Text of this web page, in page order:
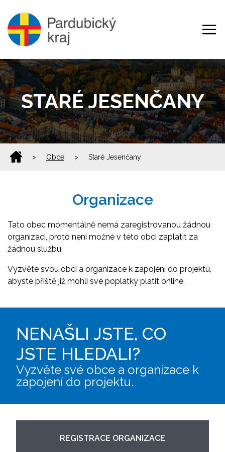
STARÉ JESENČANY
> Obce > Staré Jesenčany
Organizace
Tato obec momentálně nemá zaregistrovanou žádnou
organizaci, proto není možné v této obci zaplatit za
žádnou službu.
Vyzvěte svou obci a organizace k zapojení do projektu,
abyste příště již mohli své poplatky platit online.
NENAŠLI JSTE, CO
JSTE HLEDALI?
Vyzvěte své obce a organizace k
zapojení do projektu.
REGISTRACE ORGANIZACE